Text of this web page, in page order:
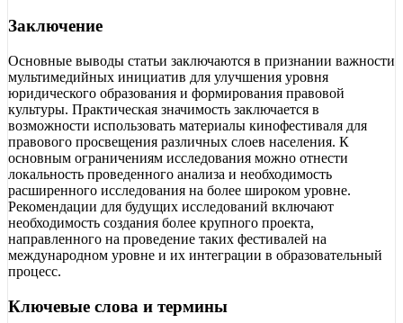
Заключение
Основные выводы статьи заключаются в признании важности
мультимедийных инициатив для улучшения уровня
юридического образования и формирования правовой
культуры. Практическая значимость заключается в
возможности использовать материалы кинофестиваля для
правового просвещения различных слоев населения. К
основным ограничениям исследования можно отнести
локальность проведенного анализа и необходимость
расширенного исследования на более широком уровне.
Рекомендации для будущих исследований включают
необходимость создания более крупного проекта,
направленного на проведение таких фестивалей на
международном уровне и их интеграции в образовательный
процесс.
Ключевые слова и термины